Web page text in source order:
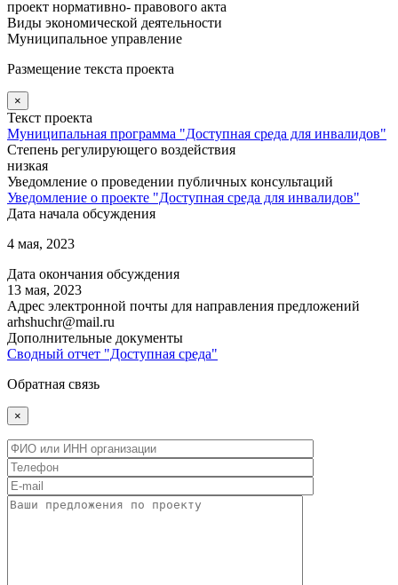
проект нормативно- правового акта
Виды экономической деятельности
Муниципальное управление
Размещение текста проекта
×
Текст проекта
Муниципальная программа "Доступная среда для инвалидов"
Степень регулирующего воздействия
низкая
Уведомление о проведении публичных консультаций
Уведомление о проекте "Доступная среда для инвалидов"
Дата начала обсуждения
4 мая, 2023
Дата окончания обсуждения
13 мая, 2023
Адрес электронной почты для направления предложений
arhshuchr@mail.ru
Дополнительные документы
Сводный отчет "Доступная среда"
Обратная связь
×